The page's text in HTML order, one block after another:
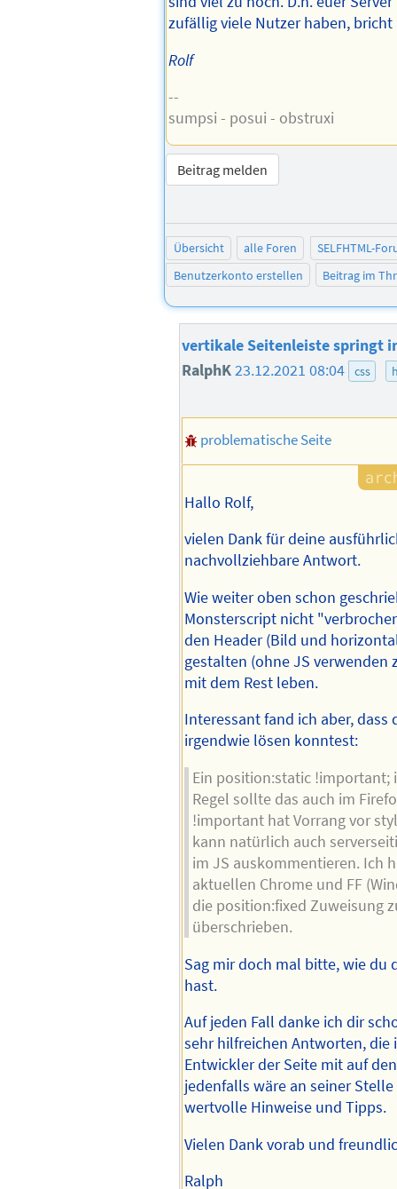
zufällig viele Nutzer haben,
Rolf
--
sumpsi - posui - obstruxi
Beitrag melden
Übersicht alle Foren
SELFHTML-
Benutzerkonto erstellen
Beitrag im
vertikale Seitenleiste springt
RalphK23.12.2021 08:04 css
problematische Seite
Hallo Rolf,
vielen Dank für deine
nachvollziehbare Antwort.
Wie weiter oben schon
Monsterscript nicht
den Header (Bild und
gestalten (ohne JS verwenden
mit dem Rest leben.
Interessant fand ich aber, dass
irgendwie lösen konntest:
Ein position:static !important;
Regel sollte das auch im
!important hat Vorrang vor
kann natürlich auch
im JS auskommentieren. Ich
aktuellen Chrome und FF
die position:fixed Zuweisung
überschrieben.
Sag mir doch mal bitte, wie du
hast.
Auf jeden Fall danke ich dir
sehr hilfreichen Antworten, die
Entwickler der Seite mit auf
jedenfalls wäre an seiner
wertvolle Hinweise und Tipps.
Vielen Dank vorab und
Ralph